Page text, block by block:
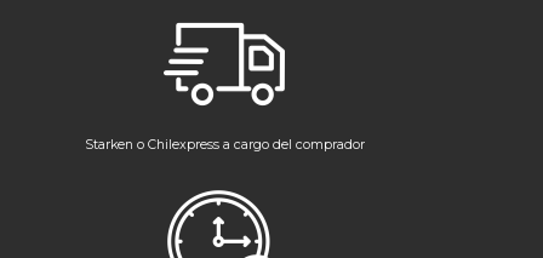
Starken o Chilexpress a cargo del comprador